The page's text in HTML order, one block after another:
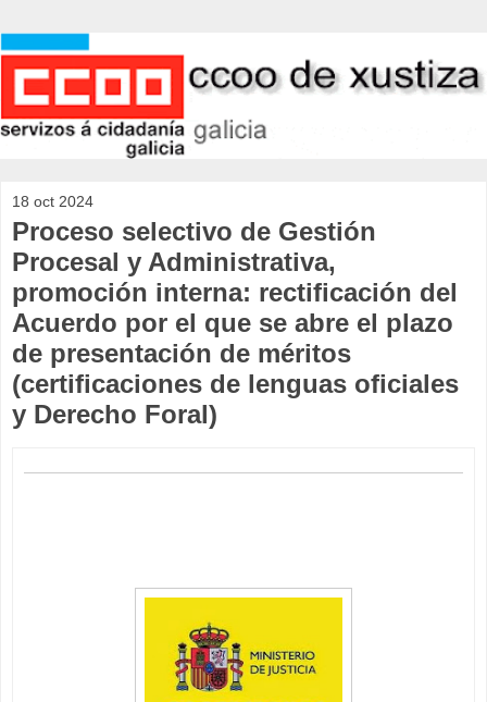
18 oct 2024
Proceso selectivo de Gestión
Procesal y Administrativa,
promoción interna: rectificación del
Acuerdo por el que se abre el plazo
de presentación de méritos
(certificaciones de lenguas oficiales
y Derecho Foral)